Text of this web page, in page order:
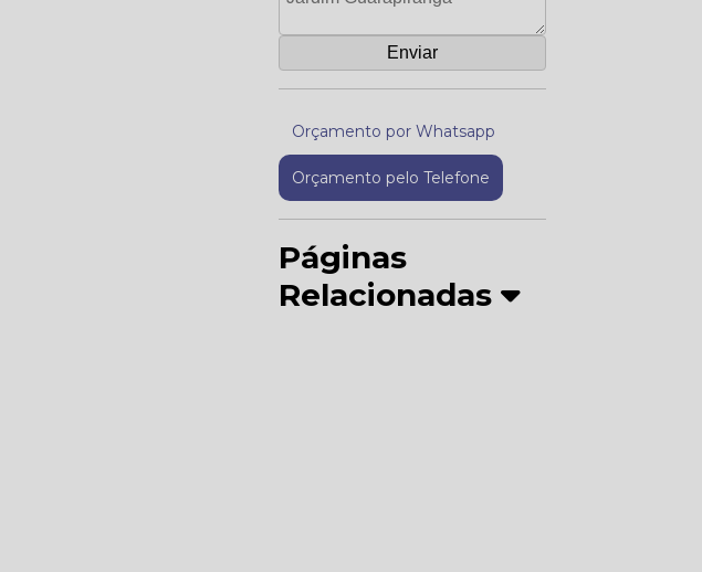
Orçamento por Whatsapp
Orçamento pelo Telefone
Páginas
Relacionadas